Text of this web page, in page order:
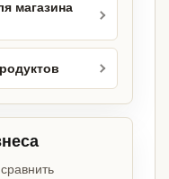
магазина